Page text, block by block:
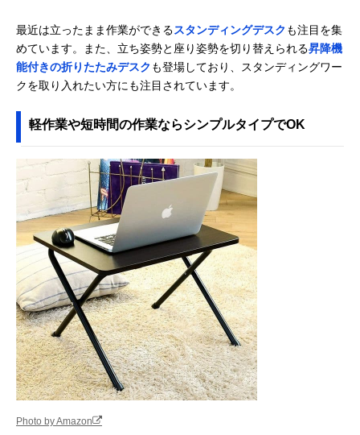
最近は立ったまま作業ができるスタンディングデスク も注目を集
めています。また、立ち姿勢と座り姿勢を切り替えられる昇降機
能付きの折りたたみデスク も登場しており、スタンディングワー
クを取り入れたい方にも注目されています。
軽作業や短時間の作業ならシンプルタイプでOK
Photo by Amazon